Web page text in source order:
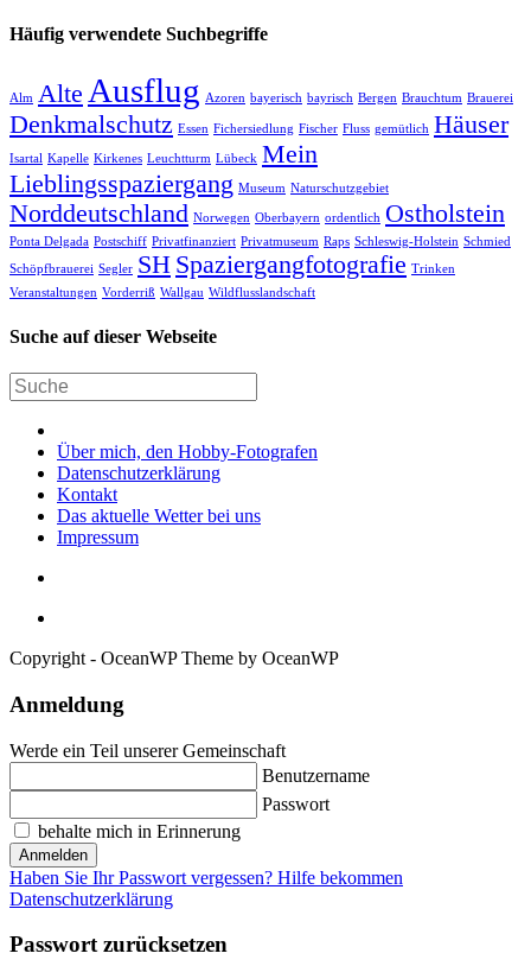
Häufig verwendete Suchbegriffe
Alm Alte Ausflug Azoren bayerisch bayrisch Bergen Brauchtum Brauerei
Denkmalschutz Essen Fichersiedlung Fischer Fluss gemütlich Häuser
Isartal Kapelle Kirkenes Leuchtturm Lübeck Mein
Lieblingsspaziergang Museum Naturschutzgebiet
Norddeutschland Norwegen Oberbayern ordentlich Ostholstein
Ponta Delgada Postschiff Privatfinanziert Privatmuseum Raps Schleswig-Holstein Schmied
Schöpfbrauerei Segler SH Spaziergangfotografie Trinken
Veranstaltungen Vorderriß Wallgau Wildflusslandschaft
Suche auf dieser Webseite
Über mich, den Hobby-Fotografen
Datenschutzerklärung
Kontakt
Das aktuelle Wetter bei uns
Impressum
Copyright - OceanWP Theme by OceanWP
Anmeldung
Werde ein Teil unserer Gemeinschaft
Benutzername
Passwort
behalte mich in Erinnerung
Anmelden
Haben Sie Ihr Passwort vergessen? Hilfe bekommen
Datenschutzerklärung
Passwort zurücksetzen